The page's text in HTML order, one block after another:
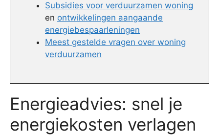
Subsidies voor verduurzamen woning
en ontwikkelingen aangaande
energiebespaarleningen
Meest gestelde vragen over woning
verduurzamen
Energieadvies: snel je
energiekosten verlagen